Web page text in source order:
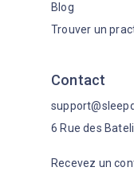
Contact
Blog
Trouver un
Recevez un
6 Rue des